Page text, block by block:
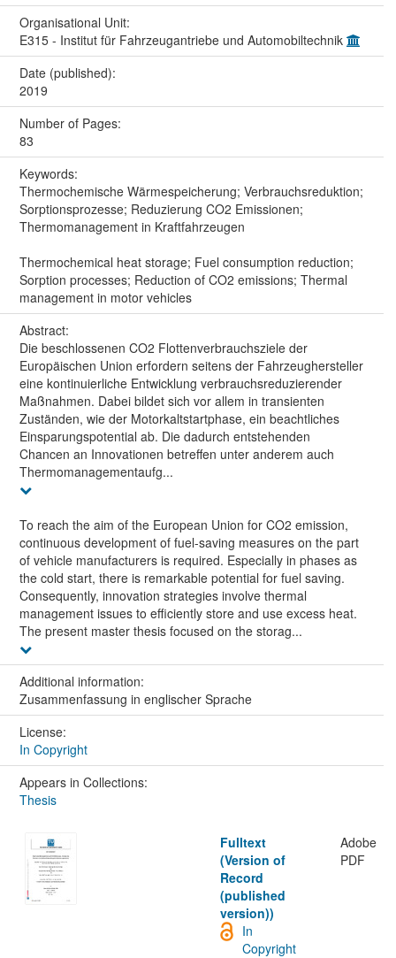
Organisational Unit:
E315 - Institut für Fahrzeugantriebe und Automobiltechnik
Date (published):
2019
Number of Pages:
83
Keywords:
Thermochemische Wärmespeicherung; Verbrauchsreduktion;
Sorptionsprozesse; Reduzierung CO2 Emissionen;
Thermomanagement in Kraftfahrzeugen
Thermochemical heat storage; Fuel consumption reduction;
Sorption processes; Reduction of CO2 emissions; Thermal
management in motor vehicles
Abstract:
Die beschlossenen CO2 Flottenverbrauchsziele der
Europäischen Union erfordern seitens der Fahrzeughersteller
eine kontinuierliche Entwicklung verbrauchsreduzierender
Maßnahmen. Dabei bildet sich vor allem in transienten
Zuständen, wie der Motorkaltstartphase, ein beachtliches
Einsparungspotential ab. Die dadurch entstehenden
Chancen an Innovationen betreffen unter anderem auch
Thermomanagementaufg...
To reach the aim of the European Union for CO2 emission,
continuous development of fuel-saving measures on the part
of vehicle manufacturers is required. Especially in phases as
the cold start, there is remarkable potential for fuel saving.
Consequently, innovation strategies involve thermal
management issues to efficiently store and use excess heat.
The present master thesis focused on the storag...
Additional information:
Zusammenfassung in englischer Sprache
License:
In Copyright
Appears in Collections:
Thesis
Fulltext
(Version of
Record
(published
version))
Adobe
PDF
In
Copyright